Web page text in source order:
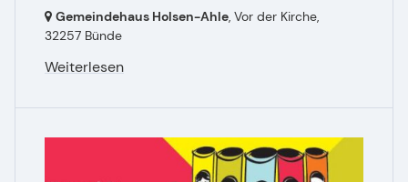
Gemeindehaus Holsen-Ahle, Vor der Kirche,
32257 Bünde
Weiterlesen